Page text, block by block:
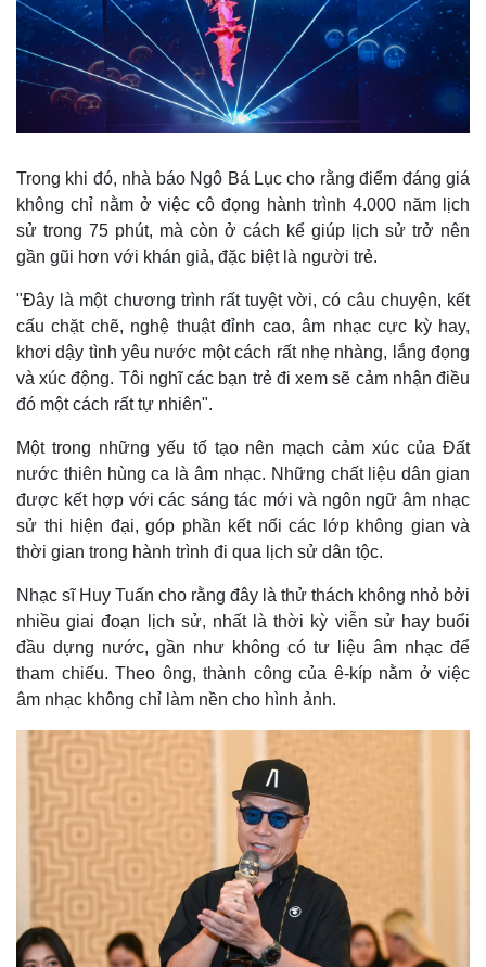
Kinh tế
Bất động sản
Thị trường
Tỷ giá
Chứng khoán
Giá cà phê
Trong khi đó, nhà báo Ngô Bá Lục cho rằng điểm đáng giá
không chỉ nằm ở việc cô đọng hành trình 4.000 năm lịch
sử trong 75 phút, mà còn ở cách kể giúp lịch sử trở nên
gần gũi hơn với khán giả, đặc biệt là người trẻ.
"Đây là một chương trình rất tuyệt vời, có câu chuyện, kết
cấu chặt chẽ, nghệ thuật đỉnh cao, âm nhạc cực kỳ hay,
khơi dậy tình yêu nước một cách rất nhẹ nhàng, lắng đọng
và xúc động. Tôi nghĩ các bạn trẻ đi xem sẽ cảm nhận điều
đó một cách rất tự nhiên".
Một trong những yếu tố tạo nên mạch cảm xúc của Đất
nước thiên hùng ca là âm nhạc. Những chất liệu dân gian
được kết hợp với các sáng tác mới và ngôn ngữ âm nhạc
sử thi hiện đại, góp phần kết nối các lớp không gian và
thời gian trong hành trình đi qua lịch sử dân tộc.
Nhạc sĩ Huy Tuấn cho rằng đây là thử thách không nhỏ bởi
nhiều giai đoạn lịch sử, nhất là thời kỳ viễn sử hay buổi
đầu dựng nước, gần như không có tư liệu âm nhạc để
tham chiếu. Theo ông, thành công của ê-kíp nằm ở việc
âm nhạc không chỉ làm nền cho hình ảnh.